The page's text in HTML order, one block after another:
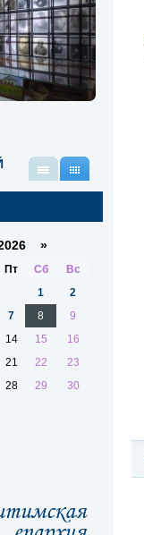
»
Пт Сб
Вс
1
2
7 8
9
14 15
16
21 22
23
28 29
30